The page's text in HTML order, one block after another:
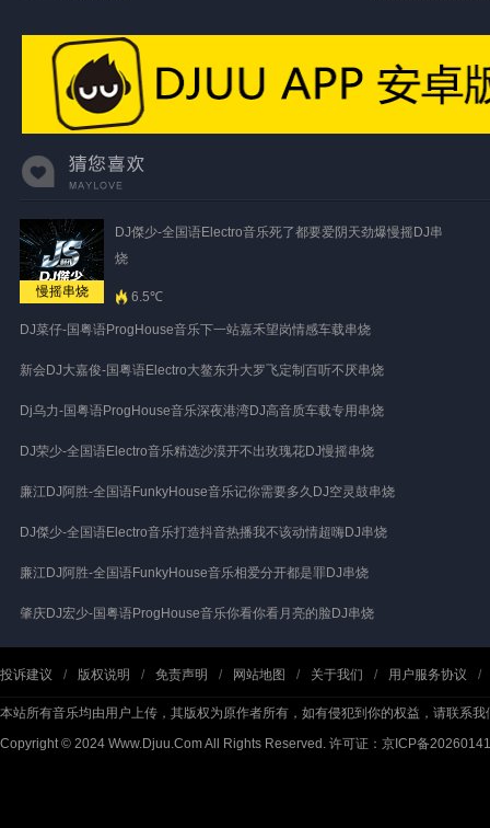
慢摇串烧
DJ傑少-全国语Electro音乐死了都要爱阴天劲爆慢摇DJ串
烧
6.5℃
DJ菜仔-国粤语ProgHouse音乐下一站嘉禾望岗情感车载串烧
新会DJ大嘉俊-国粤语Electro大鳌东升大罗飞定制百听不厌串烧
Dj乌力-国粤语ProgHouse音乐深夜港湾DJ高音质车载专用串烧
DJ荣少-全国语Electro音乐精选沙漠开不出玫瑰花DJ慢摇串烧
廉江DJ阿胜-全国语FunkyHouse音乐记你需要多久DJ空灵鼓串烧
DJ傑少-全国语Electro音乐打造抖音热播我不该动情超嗨DJ串烧
廉江DJ阿胜-全国语FunkyHouse音乐相爱分开都是罪DJ串烧
肇庆DJ宏少-国粤语ProgHouse音乐你看你看月亮的脸DJ串烧
投诉建议 / 版权说明 / 免责声明 / 网站地图 / 关于我们 / 用户服务协议 /
本站所有音乐均由用户上传，其版权为原作者所有，如有侵犯到你的权益，请联系我
Copyright © 2024 Www.Djuu.Com All Rights Reserved. 许可证：京ICP备